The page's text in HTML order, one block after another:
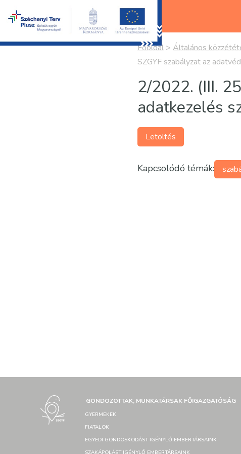
Főoldal > Általános
SZGYF szabályzat az
2/2022. (III.
adatkezelés
Letöltés
Kapcsolódó témák:
GONDOZOTTAK, MUNKATÁRSAK FŐIGAZGATÓSÁG
GYERMEKEK
FIATALOK
EGYEDI GONDOSKODÁST IGÉNYLŐ EMBERTÁRSAINK
SZAKÁPOLÁST IGÉNYLŐ EMBERTÁRSAINK